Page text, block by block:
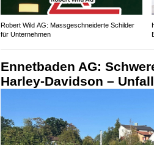
Robert Wild AG: Massgeschneiderte Schilder
für Unternehmen
Ennetbaden AG:
Harley-Davidson –